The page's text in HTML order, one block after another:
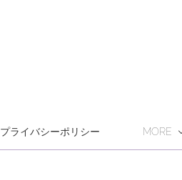
プライバシーポリシー MORE